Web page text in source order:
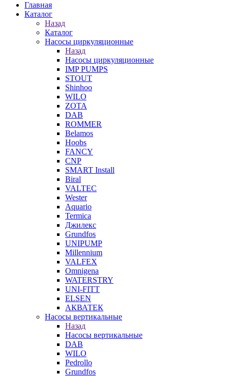
Главная
Каталог
Назад
Каталог
Насосы циркуляционные
Назад
Насосы циркуляционные
IMP PUMPS
STOUT
Shinhoo
WILO
ZOTA
DAB
ROMMER
Belamos
Hoobs
FANCY
CNP
SMART Install
Biral
VALTEC
Wester
Aquario
Termica
Джилекс
Grundfos
UNIPUMP
Millennium
VALFEX
Omnigena
WATERSTRY
UNI-FITT
ELSEN
АКВАТЕК
Насосы вертикальные
Назад
Насосы вертикальные
DAB
WILO
Pedrollo
Grundfos